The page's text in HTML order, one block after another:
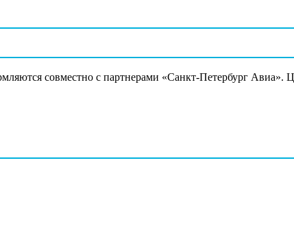
совместно с партнерами «Санкт-Петербург